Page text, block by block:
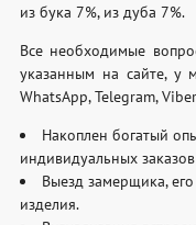
из бука 7%, из дуба 7%.
Все необходимые
указанным на сайте, у
WhatsApp, Telegram,
Накоплен богатый
индивидуальных
Выезд замерщика,
изделия.